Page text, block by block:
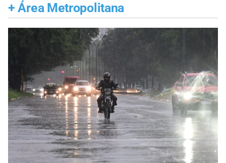
+ Área Metropolitana